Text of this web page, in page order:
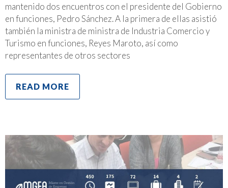
mantenido dos encuentros con el presidente del Gobierno
en funciones, Pedro Sánchez. A la primera de ellas asistió
también la ministra de ministra de Industria Comercio y
Turismo en funciones, Reyes Maroto, así como
representantes de otros sectores
READ MORE